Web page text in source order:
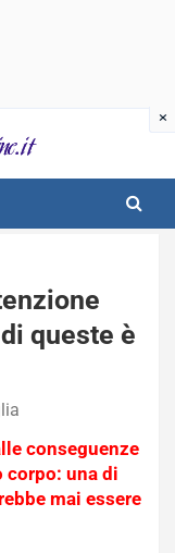
queste è
conseguenze
corpo: una di
mai essere